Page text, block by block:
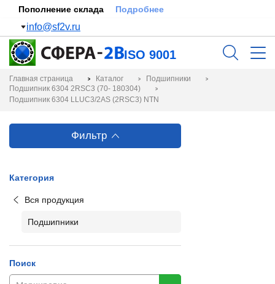
Пополнение склада Подробнее
info@sf2v.ru
ISO 9001
Главная страница Каталог
Подшипники
Подшипник 6304 2RSC3 (70- 180304)
Подшипник 6304 LLUC3/2AS (2RSC3) NTN
Фильтр
Категория
Вся продукция
Подшипники
Поиск